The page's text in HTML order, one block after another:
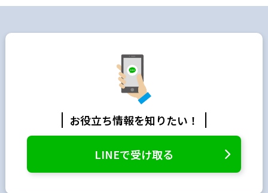
お役立ち情報を知りたい！
LINEで受け取る